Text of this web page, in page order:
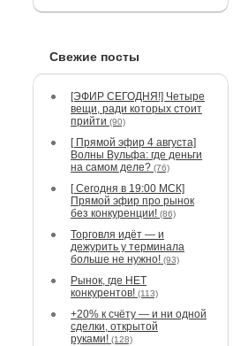
Свежие посты
[ЭФИР СЕГОДНЯ!] Четыре
вещи, ради которых стоит
прийти (90)
[ Прямой эфир 4 августа]
Волны Вульфа: где деньги
на самом деле? (76)
[ Сегодня в 19:00 МСК]
Прямой эфир про рынок
без конкуренции! (86)
Торговля идёт — и
дежурить у терминала
больше не нужно! (93)
Рынок, где НЕТ
конкурентов! (113)
+20% к счёту — и ни одной
сделки, открытой
руками! (128)